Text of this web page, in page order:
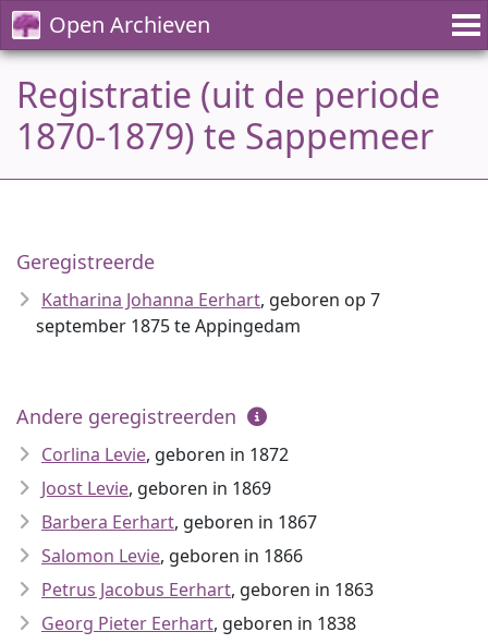
Open Archieven
Registratie (uit de periode
1870-1879) te Sappemeer
Geregistreerde
Katharina Johanna Eerhart, geboren op 7
september 1875 te Appingedam
Andere geregistreerden
Corlina Levie, geboren in 1872
Joost Levie, geboren in 1869
Barbera Eerhart, geboren in 1867
Salomon Levie, geboren in 1866
Petrus Jacobus Eerhart, geboren in 1863
Georg Pieter Eerhart, geboren in 1838